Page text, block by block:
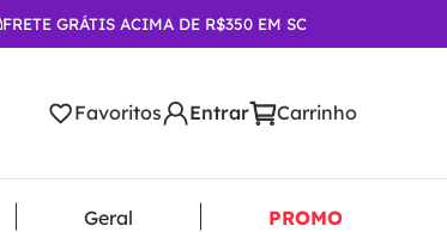
FRETE GRÁTIS ACIMA DE R$350 EM SC
Favoritos
Geral PROMO